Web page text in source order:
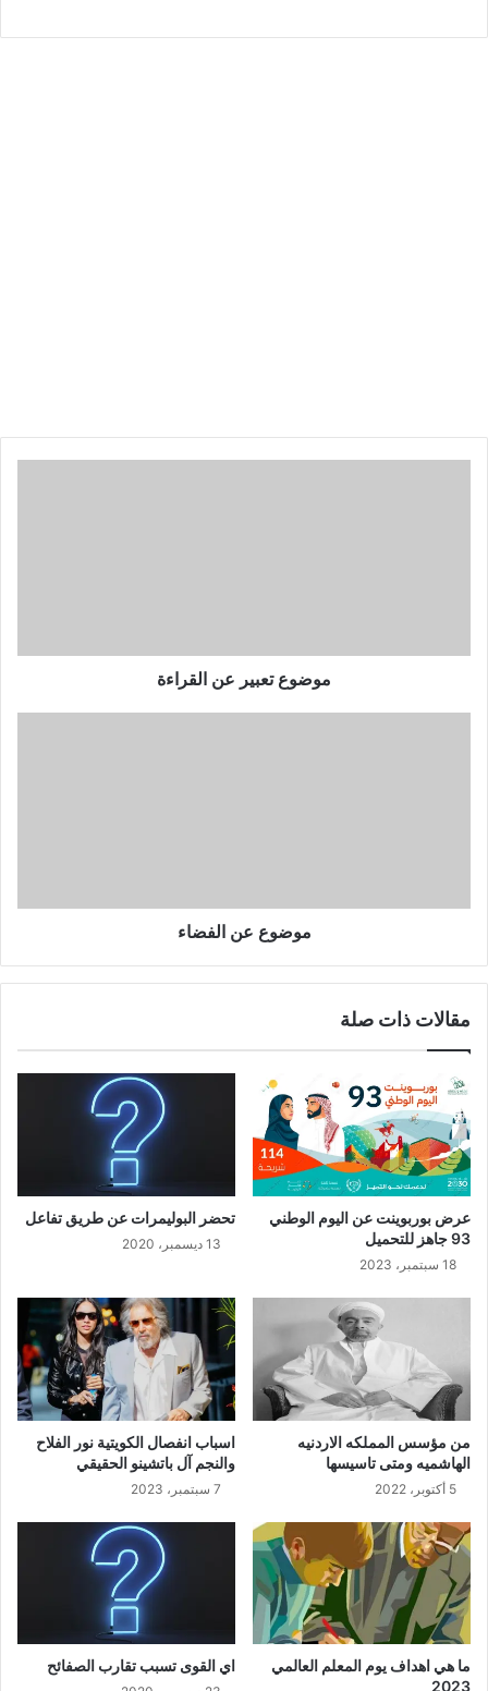
موضوع تعبير عن القراءة
موضوع عن الفضاء
مقالات ذات صلة
عرض بوربوينت عن اليوم الوطني
93 جاهز للتحميل
18 سبتمبر، 2023
تحضر البوليمرات عن طريق تفاعل
13 ديسمبر، 2020
من مؤسس المملكه الاردنيه
الهاشميه ومتى تاسيسها
5 أكتوبر، 2022
اسباب انفصال الكويتية نور الفلاح
والنجم آل باتشينو الحقيقي
7 سبتمبر، 2023
ما هي اهداف يوم المعلم العالمي
2023
اي القوى تسبب تقارب الصفائح